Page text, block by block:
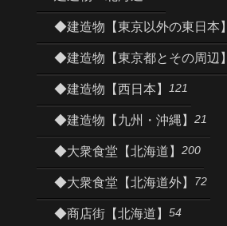
◆建造物【東京以外の東日本】
◆建造物【東京都とその周辺】
◆建造物【西日本】 121
◆建造物【九州・沖縄】 21
◆大衆食堂【北海道】 200
◆大衆食堂【北海道外】 72
◆商店街【北海道】 54